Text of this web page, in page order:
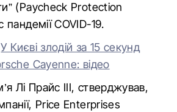
(Paycheck Protection
пандемії COVID-19.
У Києві злодій за 15 секунд
Cayenne: відео
Лі Прайс III, стверджував,
Price Enterprises